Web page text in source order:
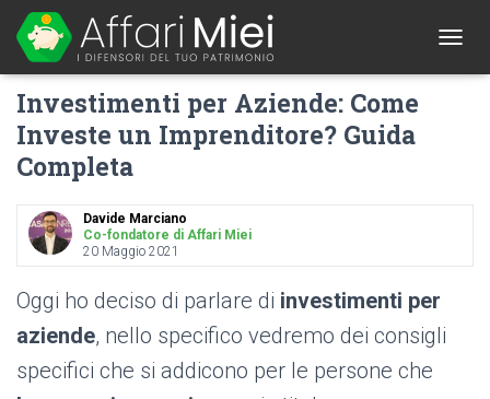
O
Investimenti per Aziende: Come
Investe un Imprenditore? Guida
Completa
Davide Marciano
Co-fondatore di Affari Miei
20 Maggio 2021
Oggi ho deciso di parlare di investimenti per
aziende, nello specifico vedremo dei consigli
specifici che si addicono per le persone che